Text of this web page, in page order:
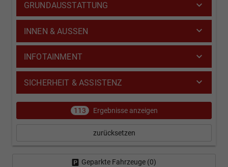
GRUNDAUSSTATTUNG
INNEN & AUSSEN
INFOTAINMENT
SICHERHEIT & ASSISTENZ
113 Ergebnisse anzeigen
zurücksetzen
Geparkte Fahrzeuge (0)